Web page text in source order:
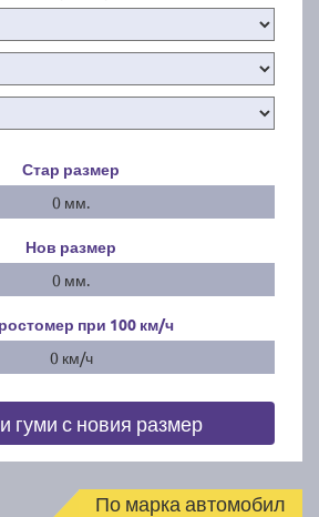
Стар размер
0 мм.
Нов размер
0 мм.
при 100 км/ч
0 км/ч
гуми с новия размер
По марка автомобил